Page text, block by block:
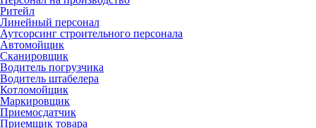
Ритейл
Линейный персонал
Аутсорсинг строительного персонала
Автомойщик
Сканировщик
Водитель погрузчика
Водитель штабелера
Котломойщик
Маркировщик
Приемосдатчик
Приемщик товара